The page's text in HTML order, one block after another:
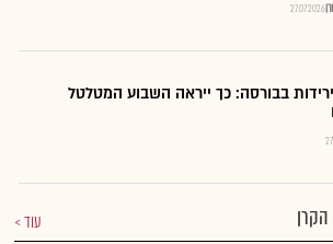
27.07.2026
בבורסה: כך ייראה השבוע המטלטל
עוד